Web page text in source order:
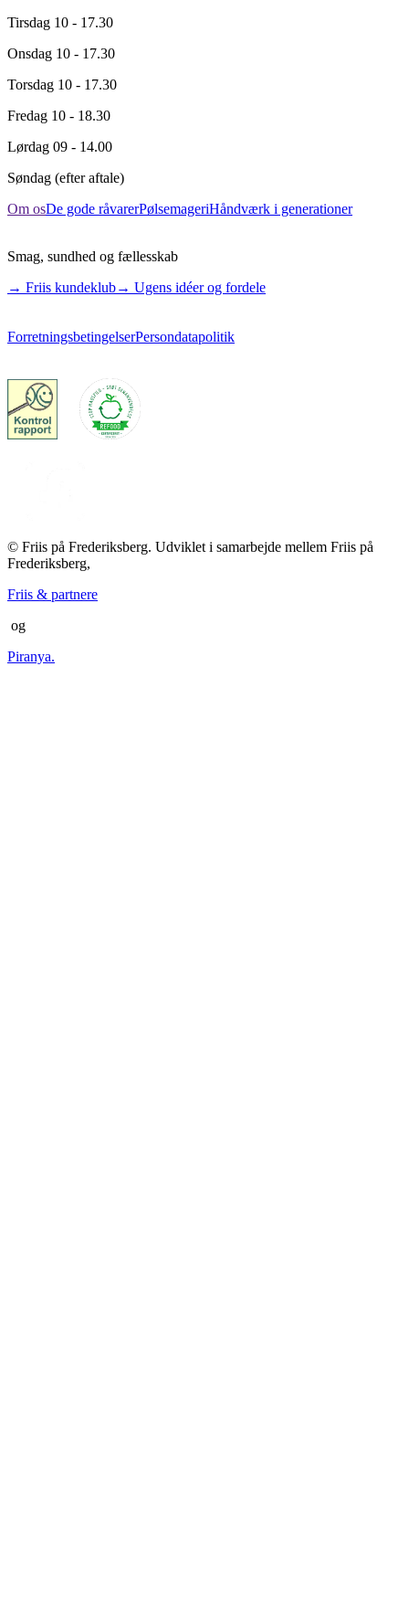
Tirsdag 10 - 17.30
Onsdag 10 - 17.30
Torsdag 10 - 17.30
Fredag 10 - 18.30
Lørdag 09 - 14.00
Søndag (efter aftale)
Om osDe gode råvarerPølsemageriHåndværk i generationer
Smag, sundhed og fællesskab
→ Friis kundeklub→ Ugens idéer og fordele
ForretningsbetingelserPersondatapolitik
© Friis på Frederiksberg. Udviklet i samarbejde mellem Friis på
Frederiksberg,
Friis & partnere
og
Piranya.